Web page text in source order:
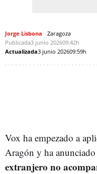
Jorge Lisbona
Zaragoza
Publicada3 junio 202609:42h
Actualizada3 junio 202609:59h
Vox ha empezado a
Aragón y ha anunciado
extranjero no